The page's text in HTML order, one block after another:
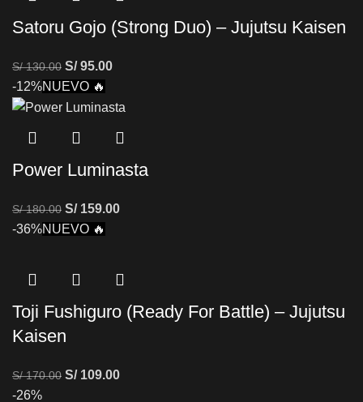
Satoru Gojo (Strong Duo) – Jujutsu Kaisen
S/130.00 S/95.00
-12%NUEVO 🔥
Power Luminasta
S/180.00 S/159.00
-36%NUEVO 🔥
Toji Fushiguro (Ready For Battle) – Jujutsu
Kaisen
S/170.00 S/109.00
-26%